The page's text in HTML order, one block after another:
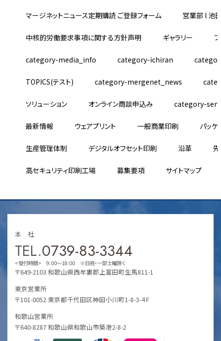
マージネットニュース定期購読 ご登録フォーム 営業部 l 池
中核的労働要求事項に関する方針声明 ギャラリー
category-media_info category-ichiran
TOPICS(テスト) category-mergenet_news
ソリューション オンライン商談申込み category-
最新情報 ウェアプリント 一般商業印刷 パッ
生産管理体制 デジタルオフセット印刷 沿革
高セキュリティ印刷工場 募集要項 サイトマップ
本 社
TEL.0739-83-3344
<受付時間> 9:00～18:00 ※日祝・一部土曜除く
〒649-2103 和歌山県西牟婁郡上富田町生馬811-1
東京営業所
〒101-0052 東京都千代田区神田小川町1-8-3-４F
和歌山営業所
〒640-8287 和歌山県和歌山市築港2-8-2